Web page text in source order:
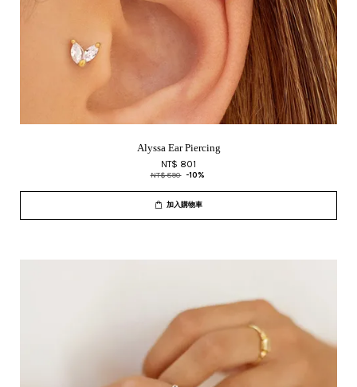
Alyssa Ear Piercing
NT$ 801
NT$ 890 -10%
加入購物車